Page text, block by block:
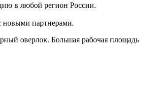
в любой регион России.
новыми партнерами.
оверлок. Большая рабочая площадь